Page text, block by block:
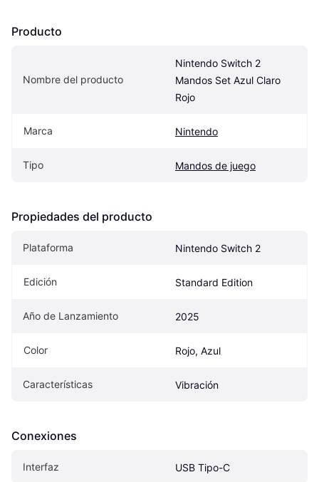
Producto
Nombre del producto
Nintendo Switch 2
Mandos Set Azul Claro
Rojo
Marca Nintendo
Tipo Mandos de juego
Propiedades del producto
Plataforma Nintendo Switch 2
Edición Standard Edition
Año de Lanzamiento 2025
Color Rojo, Azul
Características Vibración
Conexiones
Interfaz USB Tipo-C